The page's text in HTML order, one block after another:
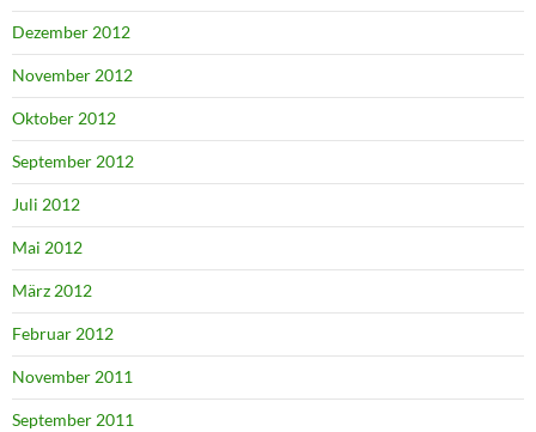
Dezember 2012
November 2012
Oktober 2012
September 2012
Juli 2012
Mai 2012
März 2012
Februar 2012
November 2011
September 2011